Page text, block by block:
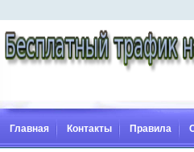
Главная Контакты Правила